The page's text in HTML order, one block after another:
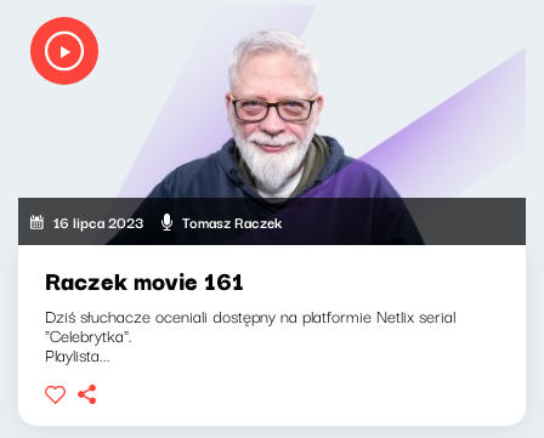
16 lipca 2023 Tomasz Raczek
Raczek movie 161
Dziś słuchacze oceniali dostępny na platformie Netlix serial
"Celebrytka".
Playlista...